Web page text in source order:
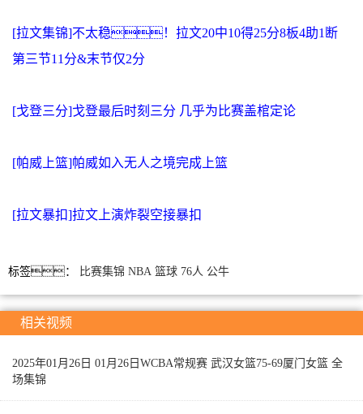
[拉文集锦]不太稳！拉文20中10得25分8板4助1断
第三节11分&末节仅2分
[戈登三分]戈登最后时刻三分 几乎为比赛盖棺定论
[帕威上篮]帕威如入无人之境完成上篮
[拉文暴扣]拉文上演炸裂空接暴扣
标签： 比赛集锦 NBA 篮球 76人 公牛
相关视频
2025年01月26日 01月26日WCBA常规赛 武汉女篮75-69厦门女篮 全
场集锦